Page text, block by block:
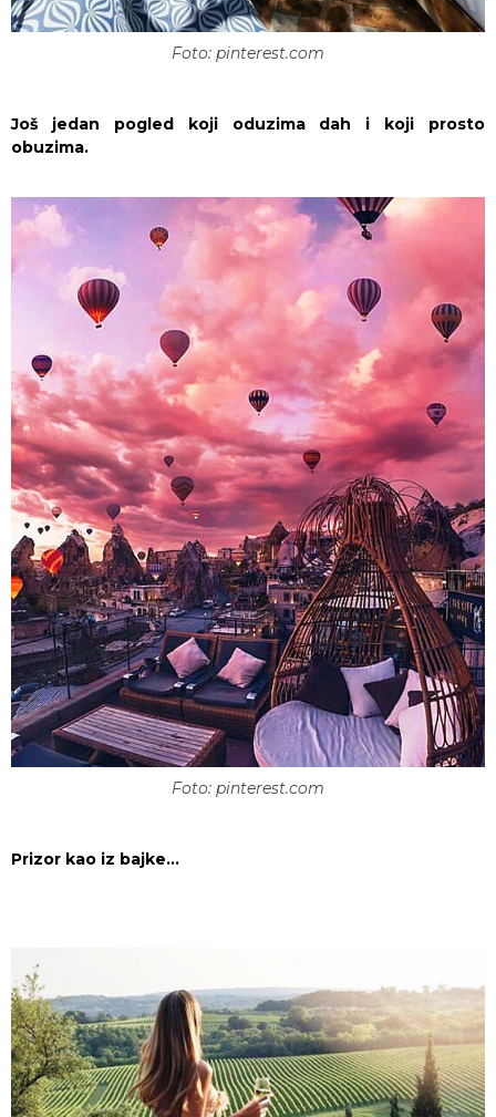
Foto: pinterest.com
Još jedan pogled koji oduzima dah i koji prosto
obuzima.
Foto: pinterest.com
Prizor kao iz bajke…